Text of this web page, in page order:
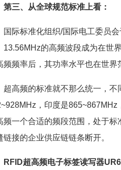
第三、从全球规范标准上看：
标准化组织/国际电工委员会
13.56MHz的高频波段成为在世
频频率后，其功率水平也在世界
频的标准就不那么统一，不
，印度是
频一个合适的频段范围，处于
链接的企业供应链链条断开。
RFID超高频电子标签读写器